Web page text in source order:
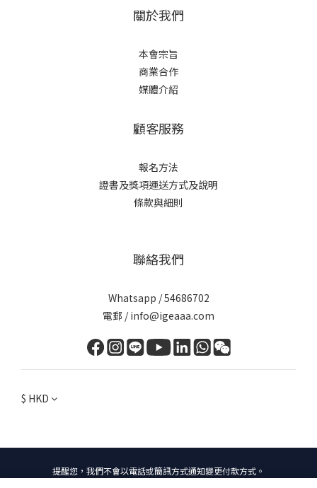
關於我們
本會宗旨
商業合作
媒體介紹
顧客服務
報名方法
證書及獎項運送方式及說明
條款與細則
聯絡我們
Whatsapp / 54686702
電郵 / info@igeaaa.com
$ HKD
提醒您，我們不會以電話或簡訊方式通知變更付款方式。